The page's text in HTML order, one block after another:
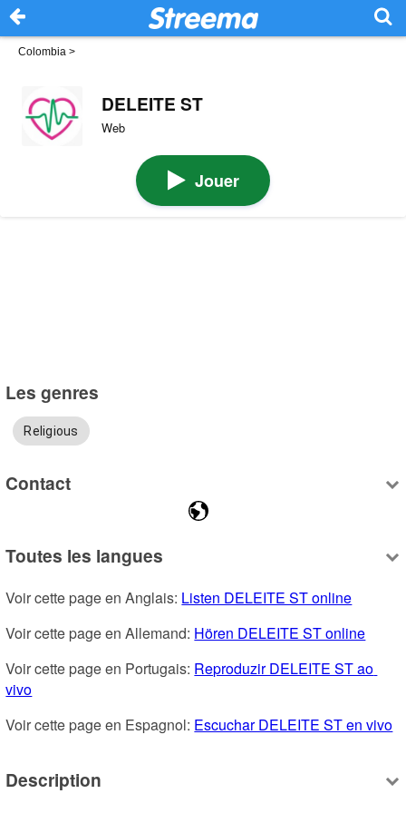
Colombia >
DELEITE ST
Web
Jouer
Les genres
Religious
Contact
Toutes les langues
Voir cette page en Anglais: Listen DELEITE ST online
Voir cette page en Allemand: Hören DELEITE ST online
Voir cette page en Portugais: Reproduzir DELEITE ST ao
vivo
Voir cette page en Espagnol: Escuchar DELEITE ST en vivo
Description